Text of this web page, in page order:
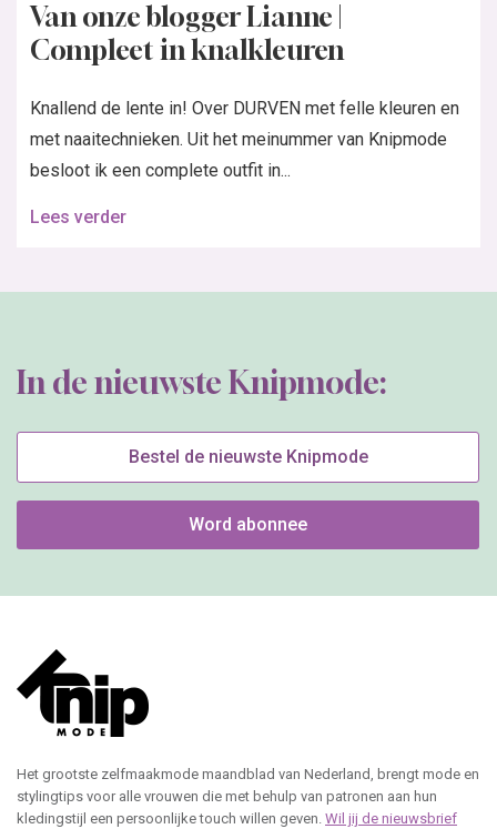
Van onze blogger Lianne |
Compleet in knalkleuren
Knallend de lente in! Over DURVEN met felle kleuren en
met naaitechnieken. Uit het meinummer van Knipmode
besloot ik een complete outfit in...
Lees verder
In de nieuwste Knipmode:
Bestel de nieuwste Knipmode
Word abonnee
Het grootste zelfmaakmode maandblad van Nederland, brengt mode en
stylingtips voor alle vrouwen die met behulp van patronen aan hun
kledingstijl een persoonlijke touch willen geven. Wil jij de nieuwsbrief